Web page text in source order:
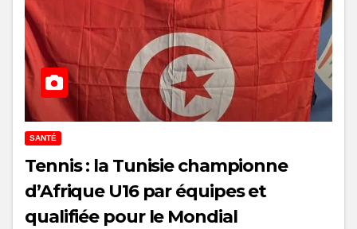
SANTÉ
Tennis : la Tunisie championne
d’Afrique U16 par équipes et
qualifiée pour le Mondial